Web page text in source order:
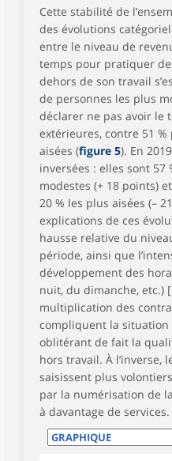
Cette stabilité de
des évolutions
entre le niveau de
temps pour pratiquer
dehors de son travail
de personnes les plus
déclarer ne pas avoir le
extérieures, contre 51
aisées (figure 5). En
inversées : elles sont 57
modestes (+ 18 points)
20 % les plus aisées (–
explications de ces
hausse relative du
période, ainsi que
développement des
nuit, du dimanche, etc.) [
multiplication des
compliquent la situation
oblitérant de fait la
hors travail. À l’inverse,
saisissent plus
par la numérisation de
à davantage de services.